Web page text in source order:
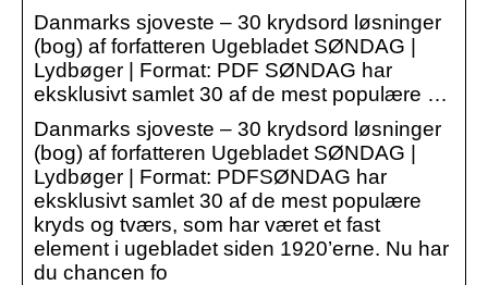
Danmarks sjoveste – 30 krydsord løsninger
(bog) af forfatteren Ugebladet SØNDAG |
Lydbøger | Format: PDF SØNDAG har
eksklusivt samlet 30 af de mest populære …
Danmarks sjoveste – 30 krydsord løsninger
(bog) af forfatteren Ugebladet SØNDAG |
Lydbøger | Format: PDFSØNDAG har
eksklusivt samlet 30 af de mest populære
kryds og tværs, som har været et fast
element i ugebladet siden 1920’erne. Nu har
du chancen fo